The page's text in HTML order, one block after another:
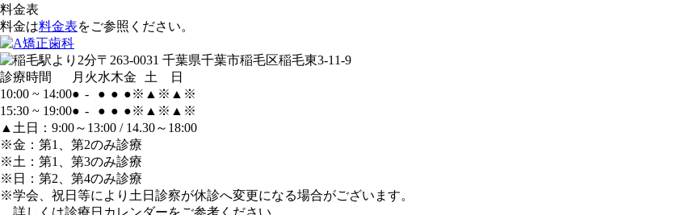
料金表
料金は料金表をご参照ください。
〒263-0031 千葉県千葉市稲毛区稲毛東3-11-9
診療時間
月 火水木金 土
日
10:00 ~ 14:00● - ● ● ●※ ▲ ※ ▲ ※
15:30 ~ 19:00● - ● ● ●※ ▲ ※ ▲ ※
▲土日：9:00～13:00 / 14.30～18:00
※金：第1、第2のみ診療
※土：第1、第3のみ診療
※日：第2、第4のみ診療
※学会、祝日等により土日診察が休診へ変更になる場合がございます。
詳しくは診療日カレンダーをご参考ください。